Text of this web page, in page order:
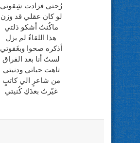
رُحتي فزادت شِقوتي
لو كان عقلي قد وزن
ماكُنتُ أشكو ذلتي
هذا اللقاءُ لم يزل
أذكره صحوا وبغَفوتي
لستُ أنا بعد الفراق
تاهت حياتي ودنيتي
من شاعرٍ الي كاتبٍ
غيّرتُ بعدَكِ كُنيتي